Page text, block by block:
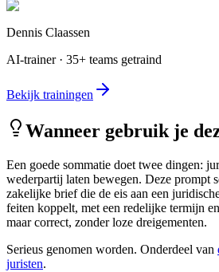
Dennis Claassen
AI-trainer · 35+ teams getraind
Bekijk trainingen
Wanneer gebruik je
Een goede sommatie doet twee dingen:
wederpartij laten bewegen. Deze prompt
zakelijke brief die de eis aan een
feiten koppelt, met een redelijke termijn
maar correct, zonder loze dreigementen.
Serieus genomen worden. Onderdeel van
juristen.